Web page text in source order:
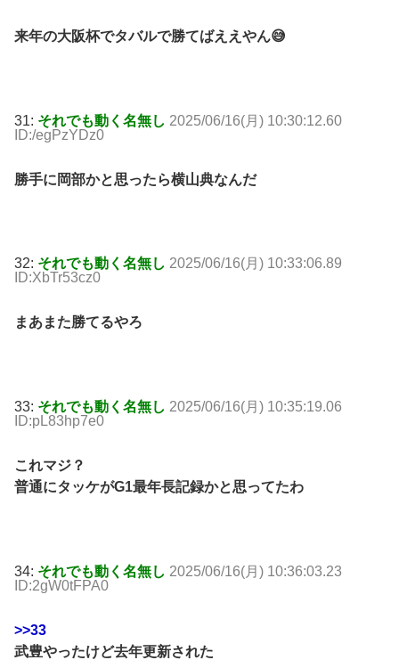
来年の大阪杯でタバルで勝てばええやん😅
31: それでも動く名無し 2025/06/16(月) 10:30:12.60
ID:/egPzYDz0
勝手に岡部かと思ったら横山典なんだ
32: それでも動く名無し 2025/06/16(月) 10:33:06.89
ID:XbTr53cz0
まあまた勝てるやろ
33: それでも動く名無し 2025/06/16(月) 10:35:19.06
ID:pL83hp7e0
これマジ？
普通にタッケがG1最年長記録かと思ってたわ
34: それでも動く名無し 2025/06/16(月) 10:36:03.23
ID:2gW0tFPA0
>>33
武豊やったけど去年更新された